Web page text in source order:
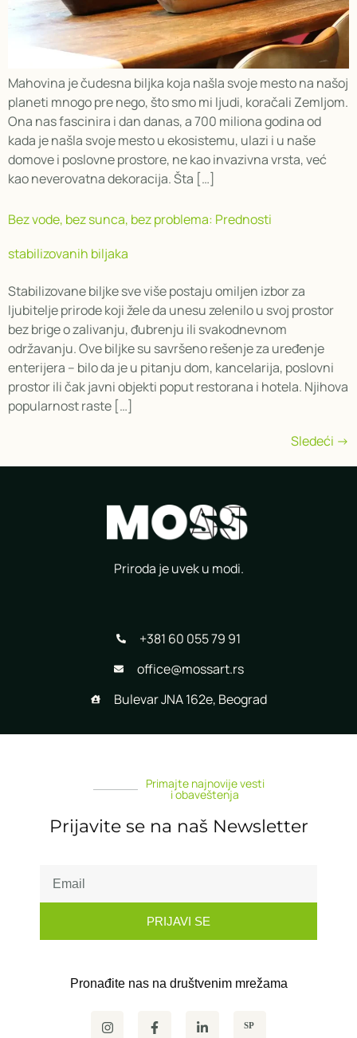
Mahovina je čudesna biljka koja našla svoje mesto na našoj
planeti mnogo pre nego, što smo mi ljudi, koračali Zemljom.
Ona nas fascinira i dan danas, a 700 miliona godina od
kada je našla svoje mesto u ekosistemu, ulazi i u naše
domove i poslovne prostore, ne kao invazivna vrsta, već
kao neverovatna dekoracija. Šta […]
Bez vode, bez sunca, bez problema: Prednosti
stabilizovanih biljaka
Stabilizovane biljke sve više postaju omiljen izbor za
ljubitelje prirode koji žele da unesu zelenilo u svoj prostor
bez brige o zalivanju, đubrenju ili svakodnevnom
održavanju. Ove biljke su savršeno rešenje za uređenje
enterijera – bilo da je u pitanju dom, kancelarija, poslovni
prostor ili čak javni objekti poput restorana i hotela. Njihova
popularnost raste […]
Sledeći →
Priroda je uvek u modi.
+381 60 055 79 91
office@mossart.rs
Bulevar JNA 162e, Beograd
Primajte najnovije vesti
i obaveštenja
Prijavite se na naš Newsletter
PRIJAVI SE
Pronađite nas na društvenim mrežama
SP